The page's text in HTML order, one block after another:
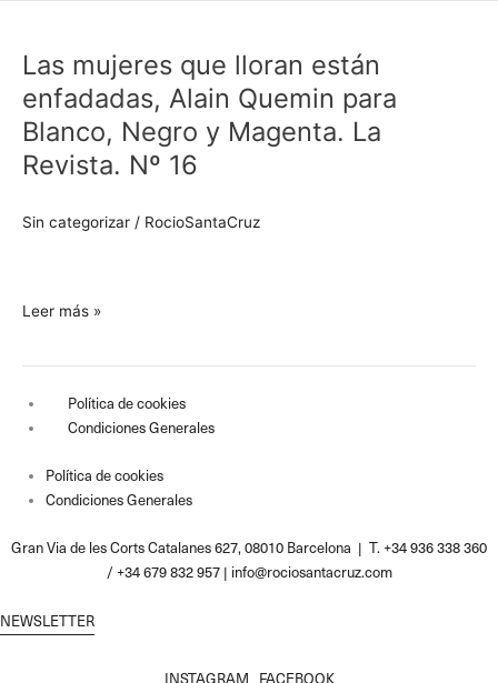
Las mujeres que lloran están
enfadadas, Alain Quemin para
Blanco, Negro y Magenta. La
Revista. Nº 16
Sin categorizar / RocioSantaCruz
que
lloran
están
enfadadas,
Alain
Blanco,
Magenta.
16
Leer más »
Política de cookies
Condiciones Generales
Política de cookies
Condiciones Generales
Gran Via de les Corts Catalanes 627, 08010 Barcelona | T. +34 936 338 360
/ +34 679 832 957 | info@rociosantacruz.com
NEWSLETTER
INSTAGRAM FACEBOOK